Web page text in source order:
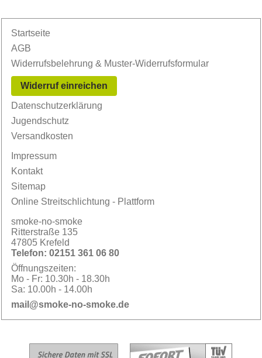
Startseite
AGB
Widerrufsbelehrung & Muster-Widerrufsformular
Widerruf einreichen
Datenschutzerklärung
Jugendschutz
Versandkosten
Impressum
Kontakt
Sitemap
Online Streitschlichtung - Plattform
smoke-no-smoke
Ritterstraße 135
47805 Krefeld
Telefon:02151 361 06 80
Öffnungszeiten:
Mo - Fr: 10.30h - 18.30h
Sa: 10.00h - 14.00h
mail@smoke-no-smoke.de